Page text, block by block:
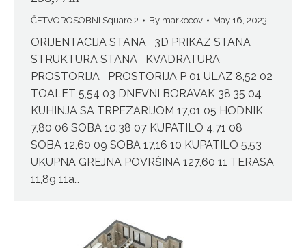
ČETVOROSOBNI Square 2 By markocov May 16, 2023
ORIJENTACIJA STANA 3D PRIKAZ STANA
STRUKTURA STANA KVADRATURA
PROSTORIJA PROSTORIJA P 01 ULAZ 8,52 02
TOALET 5,54 03 DNEVNI BORAVAK 38,35 04
KUHINJA SA TRPEZARIJOM 17,01 05 HODNIK
7,80 06 SOBA 10,38 07 KUPATILO 4,71 08
SOBA 12,60 09 SOBA 17,16 10 KUPATILO 5,53
UKUPNA GREJNA POVRŠINA 127,60 11 TERASA
11,89 11a…